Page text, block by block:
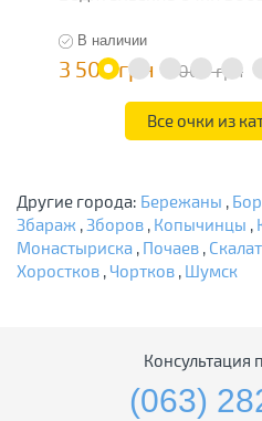
В наличии
3 500 грн 7 000 грн
Все очки из
Другие города: Бережаны ,
Збараж , Зборов , Копычинцы ,
Монастыриска , Почаев , Скалат
Хоростков , Чортков , Шумск
Консультация
(063)